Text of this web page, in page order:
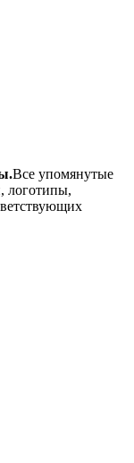
Все упомянутые
логотипы,